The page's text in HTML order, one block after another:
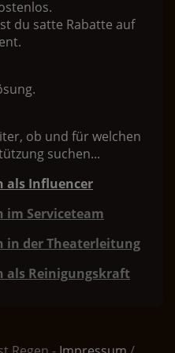
du satte Rabatte auf
ob und für welchen
suchen...
als Influencer
im Serviceteam
in der Theaterleitung
als Reinigungskraft